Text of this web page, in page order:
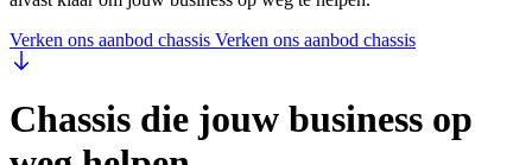
Verken ons aanbod chassis Verken ons aanbod chassis
Chassis die jouw business op